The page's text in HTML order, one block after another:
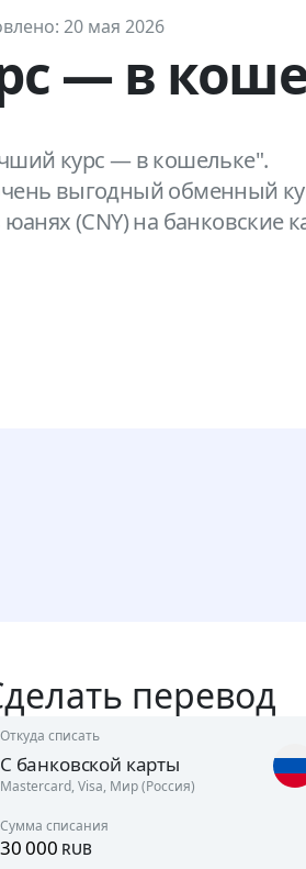
20 мая 2026
— в
курс — в кошельке".
выгодный обменный
(CNY) на банковские
перевод
Откуда списать
С банковской карты
Mastercard, Visa, Мир (Россия)
Россия
Сумма списания
rub